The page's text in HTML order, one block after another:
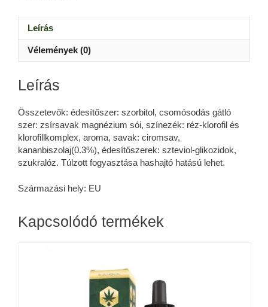
Leírás
Vélemények (0)
Leírás
Összetevők: édesítőszer: szorbitol, csomósodás gátló
szer: zsírsavak magnézium sói, színezék: réz-klorofil és
klorofillkomplex, aroma, savak: ciromsav,
kananbiszolaj(0.3%), édesítőszerek: szteviol-glikozidok,
szukralóz. Túlzott fogyasztása hashajtó hatású lehet.
Származási hely: EU
Kapcsolódó termékek